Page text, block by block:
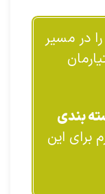
در مسیر
بندی
برای این